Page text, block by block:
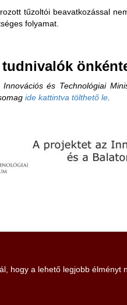
tűzoltói beavatkozással
folyamat.
tudnivalók
és Technológiai
ide kattintva tölthető le
hogy a lehető legjobb élményt